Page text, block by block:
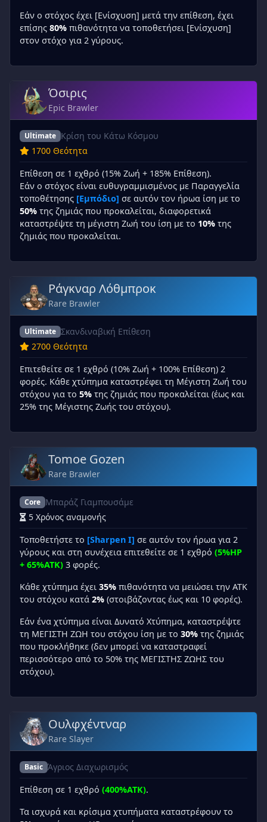
Εάν ο στόχος έχει [Ενίσχυση] μετά την επίθεση, έχει
επίσης 80% πιθανότητα να τοποθετήσει [Ενίσχυση]
στον στόχο για 2 γύρους.
Όσιρις
Epic Brawler
Ultimate Κρίση του Κάτω Κόσμου
1700 Θεότητα
Επίθεση σε 1 εχθρό (15% Ζωή + 185% Επίθεση).
Εάν ο στόχος είναι ευθυγραμμισμένος με Παραγγελία
τοποθέτησης [Εμπόδιο] σε αυτόν τον ήρωα ίση με το
50% της ζημιάς που προκαλείται, διαφορετικά
καταστρέψτε τη μέγιστη Ζωή του ίση με το 10% της
ζημιάς που προκαλείται.
Ράγκναρ Λόθμπροκ
Rare Brawler
Ultimate Σκανδιναβική Επίθεση
2700 Θεότητα
Επιτεθείτε σε 1 εχθρό (10% Ζωή + 100% Επίθεση) 2
φορές. Κάθε χτύπημα καταστρέφει τη Μέγιστη Ζωή του
στόχου για το 5% της ζημιάς που προκαλείται (έως και
25% της Μέγιστης Ζωής του στόχου).
Tomoe Gozen
Rare Brawler
Core Μπαράζ Γιαμπουσάμε
5 Χρόνος αναμονής
Τοποθετήστε το [Sharpen I] σε αυτόν τον ήρωα για 2
γύρους και στη συνέχεια επιτεθείτε σε 1 εχθρό (5%HP
+ 65%ATK) 3 φορές.
Κάθε χτύπημα έχει 35% πιθανότητα να μειώσει την ATK
του στόχου κατά 2% (στοιβάζοντας έως και 10 φορές).
Εάν ένα χτύπημα είναι Δυνατό Χτύπημα, καταστρέψτε
τη ΜΕΓΙΣΤΗ ΖΩΗ του στόχου ίση με το 30% της ζημιάς
που προκλήθηκε (δεν μπορεί να καταστραφεί
περισσότερο από το 50% της ΜΕΓΙΣΤΗΣ ΖΩΗΣ του
στόχου).
Ουλφχέντναρ
Rare Slayer
Basic Άγριος Διαχωρισμός
Επίθεση σε 1 εχθρό (400%ATK).
Τα ισχυρά και κρίσιμα χτυπήματα καταστρέφουν το